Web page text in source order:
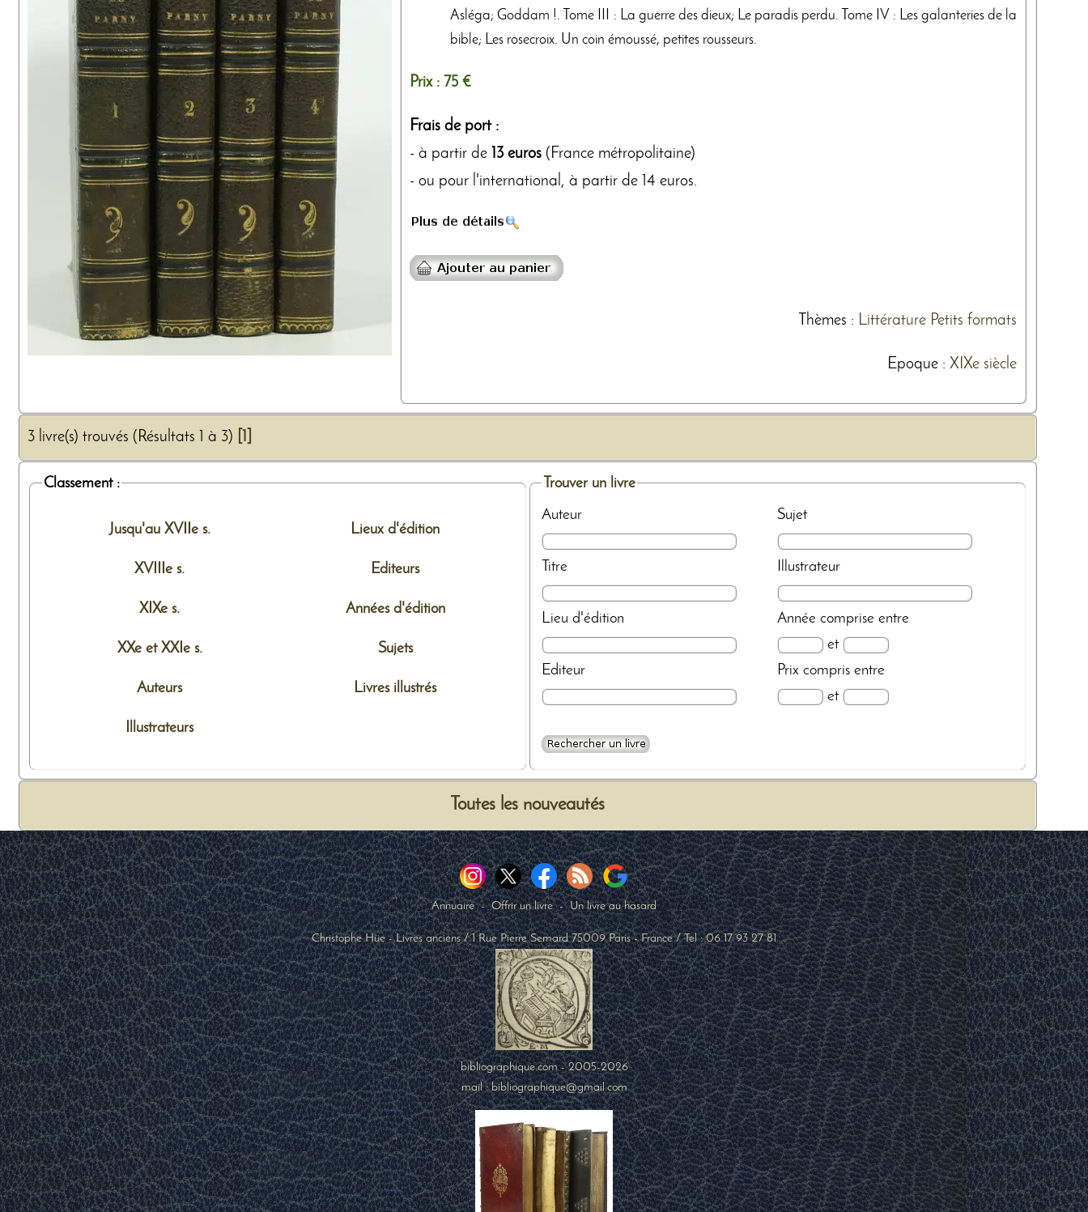
Asléga; Goddam !. Tome III : La guerre des dieux; Le paradis perdu. Tome IV : Les galanteries de la
bible; Les rosecroix. Un coin émoussé, petites rousseurs.
Prix : 75 €
Frais de port :
- à partir de 13 euros (France métropolitaine)
- ou pour l'international, à partir de 14 euros.
Thèmes : Littérature Petits formats
Epoque : XIXe siècle
3 livre(s) trouvés (Résultats 1 à 3)
Classement :
Jusqu'au XVIIe s.
XVIIIe s.
XIXe s.
XXe et XXIe s.
Auteurs
Illustrateurs
Lieux d'édition
Editeurs
Années d'édition
Sujets
Livres illustrés
Trouver un livre
Auteur
Titre
Lieu d'édition
Editeur
Sujet
Illustrateur
Année comprise entre
et
Prix compris entre
et
Toutes les nouveautés
Annuaire-Offrir un livre-Un livre au hasard
Christophe Hüe - Livres anciens /1 Rue Pierre Semard 75009 Paris-France / Tel :06 17 93 27 81
bibliographique.com - 2005-2026
mail : bibliographique@gmail.com